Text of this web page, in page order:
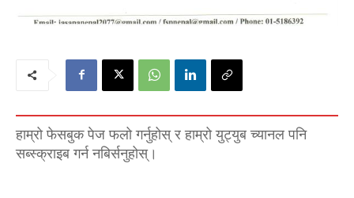
हाम्रो फेसबुक पेज फलो गर्नुहोस् र हाम्रो युट्युब च्यानल पनि
सब्स्क्राइब गर्न नबिर्सनुहोस्।